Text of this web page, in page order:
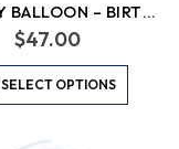
TRENDY BALLOON – BIRTHDAY GIRL
$47.00
SELECT OPTIONS